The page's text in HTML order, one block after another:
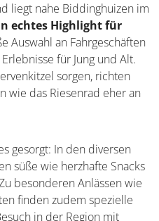
liegt nahe Biddinghuizen im
echtes Highlight für
Auswahl an Fahrgeschäften
für Jung und Alt.
sorgen, richten
wie das Riesenrad eher an
gesorgt: In den diversen
süße wie herzhafte Snacks
besonderen Anlässen wie
finden zudem spezielle
in der Region mit